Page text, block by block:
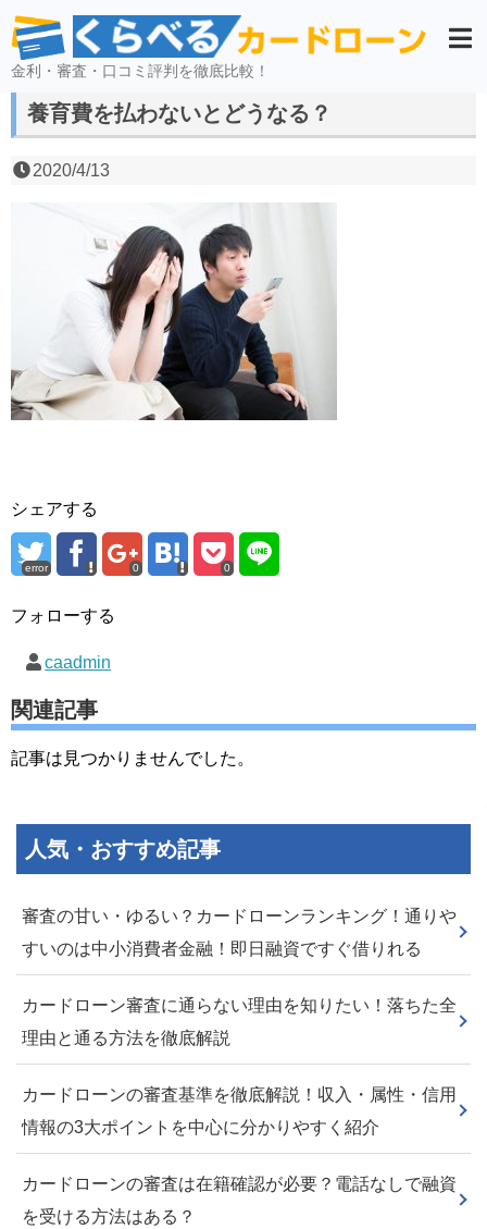
金利・審査・口コミ評判を徹底比較！
養育費を払わないとどうなる？
2020/4/13
シェアする
error 0 0
フォローする
caadmin
関連記事
記事は見つかりませんでした。
人気・おすすめ記事
審査の甘い・ゆるい？カードローンランキング！通りや
すいのは中小消費者金融！即日融資ですぐ借りれる
カードローン審査に通らない理由を知りたい！落ちた全
理由と通る方法を徹底解説
カードローンの審査基準を徹底解説！収入・属性・信用
情報の3大ポイントを中心に分かりやすく紹介
カードローンの審査は在籍確認が必要？電話なしで融資
を受ける方法はある？